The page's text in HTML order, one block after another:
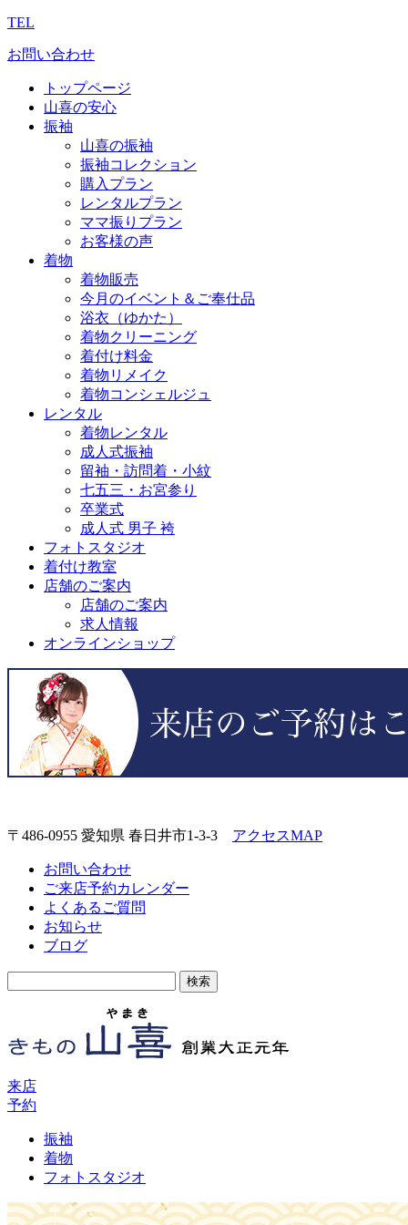
TEL
お問い合わせ
トップページ
山喜の安心
振袖
山喜の振袖
振袖コレクション
購入プラン
レンタルプラン
ママ振りプラン
お客様の声
着物
着物販売
今月のイベント＆ご奉仕品
浴衣（ゆかた）
着物クリーニング
着付け料金
着物リメイク
着物コンシェルジュ
レンタル
着物レンタル
成人式振袖
留袖・訪問着・小紋
七五三・お宮参り
卒業式
成人式 男子 袴
フォトスタジオ
着付け教室
店舗のご案内
店舗のご案内
求人情報
オンラインショップ
〒486-0955 愛知県 春日井市1-3-3 アクセスMAP
お問い合わせ
ご来店予約カレンダー
よくあるご質問
お知らせ
ブログ
来店
予約
振袖
着物
フォトスタジオ